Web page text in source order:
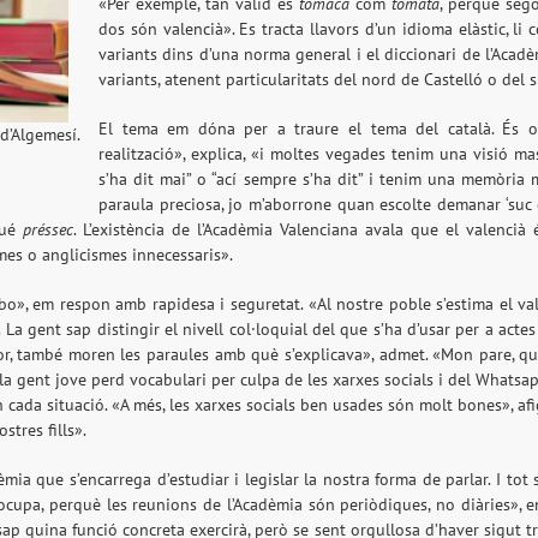
dos són valencià». Es tracta llavors d’un idioma elàstic, li
variants dins d’una norma general i el diccionari de
variants, atenent particularitats del nord de Castelló o del
El tema em dóna per a traure el tema del català. És
realització», explica, «i moltes vegades tenim una visió
s’ha dit mai” o “ací sempre s’ha dit” i tenim una
paraula preciosa, jo m’aborrone quan escolte demanar
préssec. L’existència de l’Acadèmia Valenciana avala que el
o anglicismes innecessaris».
em respon amb rapidesa i seguretat. «Al nostre poble s’estima el
gent sap distingir el nivell col·loquial del que s’ha d’usar per a actes
moren les paraules amb què s’explicava», admet. «Mon pare,
gent jove perd vocabulari per culpa de les xarxes socials i del
situació. «A més, les xarxes socials ben usades són molt bones»,
fills».
que s’encarrega d’estudiar i legislar la nostra forma de parlar. I
perquè les reunions de l’Acadèmia són periòdiques, no diàries»,
quina funció concreta exercirà, però se sent orgullosa d’haver sigut